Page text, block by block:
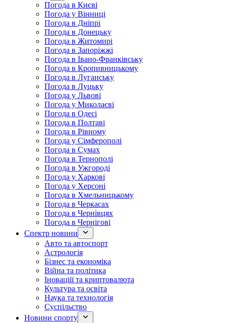
Погода в Києві
Погода у Вінниці
Погода в Дніпрі
Погода в Донецьку
Погода в Житомирі
Погода в Запоріжжі
Погода в Івано-Франківську
Погода в Кропивницькому
Погода в Луганську
Погода в Луцьку
Погода у Львові
Погода у Миколаєві
Погода в Одесі
Погода в Полтаві
Погода в Рівному
Погода у Сімферополі
Погода в Сумах
Погода в Тернополі
Погода в Ужгороді
Погода у Харкові
Погода у Херсоні
Погода в Хмельницькому
Погода в Черкасах
Погода в Чернівцях
Погода в Чернігові
Спектр новини
Авто та автоспорт
Астрологія
Бізнес та економіка
Війна та політика
Іноваціії та криптовалюта
Культура та освіта
Наука та технологія
Суспільство
Новини спорту